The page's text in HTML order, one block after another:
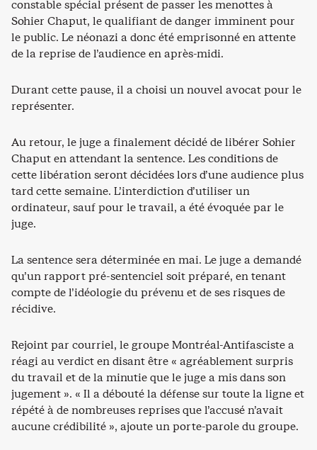
constable spécial présent de passer les menottes à
Sohier Chaput, le qualifiant de danger imminent pour
le public. Le néonazi a donc été emprisonné en attente
de la reprise de l’audience en après-midi.
Durant cette pause, il a choisi un nouvel avocat pour le
représenter.
Au retour, le juge a finalement décidé de libérer Sohier
Chaput en attendant la sentence. Les conditions de
cette libération seront décidées lors d’une audience plus
tard cette semaine. L’interdiction d’utiliser un
ordinateur, sauf pour le travail, a été évoquée par le
juge.
La sentence sera déterminée en mai. Le juge a demandé
qu’un rapport pré-sentenciel soit préparé, en tenant
compte de l’idéologie du prévenu et de ses risques de
récidive.
Rejoint par courriel, le groupe Montréal-Antifasciste a
réagi au verdict en disant être « agréablement surpris
du travail et de la minutie que le juge a mis dans son
jugement ». « Il a débouté la défense sur toute la ligne et
répété à de nombreuses reprises que l’accusé n’avait
aucune crédibilité », ajoute un porte-parole du groupe.